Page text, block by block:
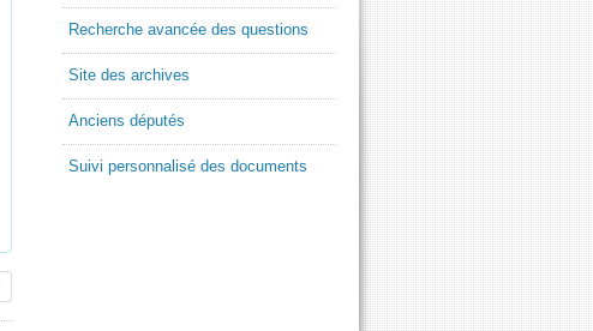
Recherche avancée des questions
Site des archives
Anciens députés
Suivi personnalisé des documents